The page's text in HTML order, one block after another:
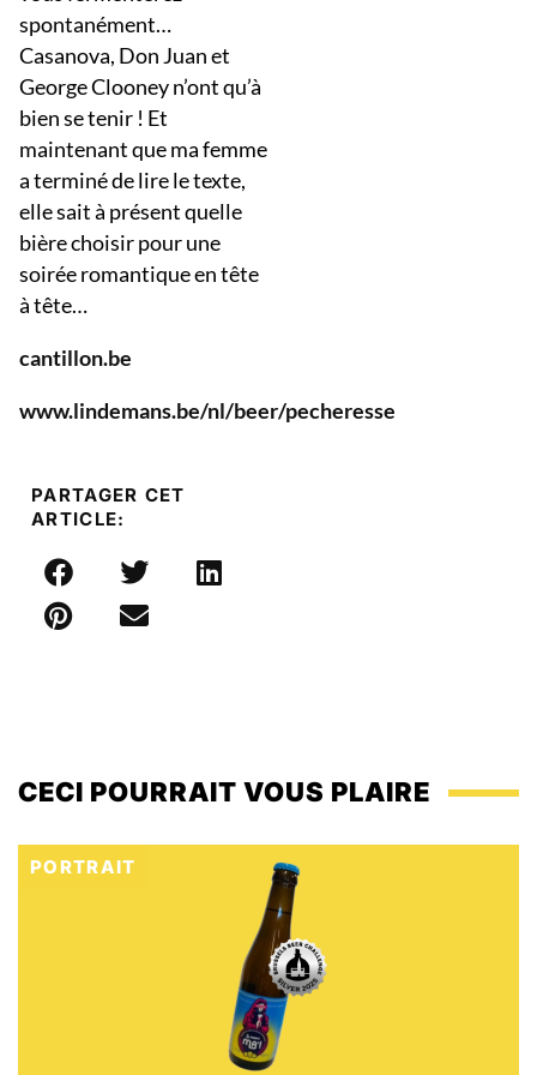
spontanément…
Casanova, Don Juan et
George Clooney n’ont qu’à
bien se tenir ! Et
maintenant que ma femme
a terminé de lire le texte,
elle sait à présent quelle
bière choisir pour une
soirée romantique en tête
à tête…
cantillon.be
www.lindemans.be/nl/beer/pecheresse
PARTAGER CET
ARTICLE:
CECI POURRAIT VOUS PLAIRE
PORTRAIT